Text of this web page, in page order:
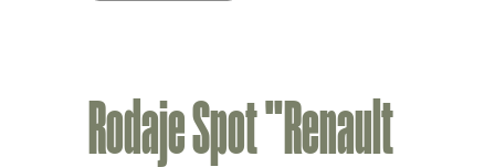
Rodaje Spot "Renault